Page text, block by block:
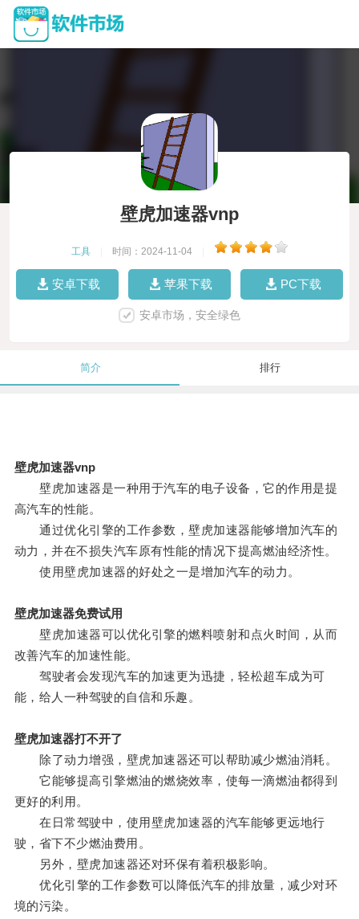
壁虎加速器vnp
工具 时间：2024-11-04
安卓下载 苹果下载 PC下载
安卓市场，安全绿色
简介 排行
壁虎加速器vnp
壁虎加速器是一种用于汽车的电子设备，它的作用是提
高汽车的性能。
通过优化引擎的工作参数，壁虎加速器能够增加汽车的
动力，并在不损失汽车原有性能的情况下提高燃油经济性。
使用壁虎加速器的好处之一是增加汽车的动力。
壁虎加速器免费试用
壁虎加速器可以优化引擎的燃料喷射和点火时间，从而
改善汽车的加速性能。
驾驶者会发现汽车的加速更为迅捷，轻松超车成为可
能，给人一种驾驶的自信和乐趣。
壁虎加速器打不开了
除了动力增强，壁虎加速器还可以帮助减少燃油消耗。
它能够提高引擎燃油的燃烧效率，使每一滴燃油都得到
更好的利用。
在日常驾驶中，使用壁虎加速器的汽车能够更远地行
驶，省下不少燃油费用。
另外，壁虎加速器还对环保有着积极影响。
优化引擎的工作参数可以降低汽车的排放量，减少对环
境的污染。